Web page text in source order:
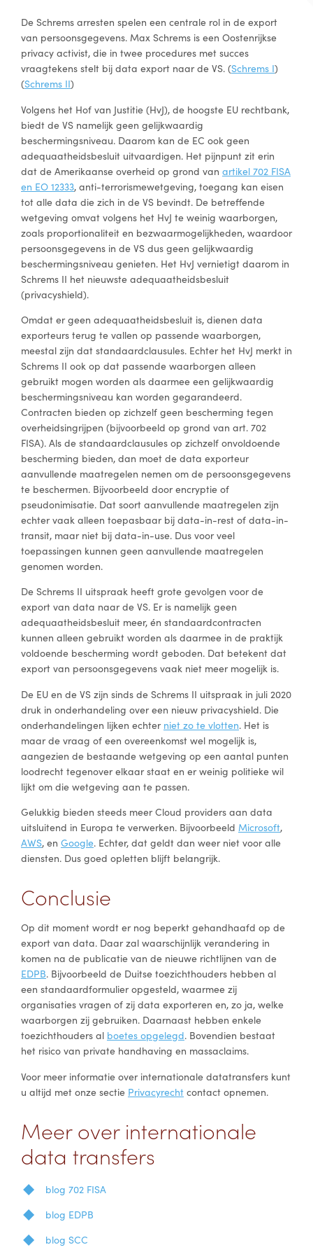
De Schrems arresten spelen een centrale rol in de export
van persoonsgegevens. Max Schrems is een Oostenrijkse
privacy activist, die in twee procedures met succes
vraagtekens stelt bij data export naar de VS. (Schrems I)
(Schrems II)
Volgens het Hof van Justitie (HvJ), de hoogste EU rechtbank,
biedt de VS namelijk geen gelijkwaardig
beschermingsniveau. Daarom kan de EC ook geen
adequaatheidsbesluit uitvaardigen. Het pijnpunt zit erin
dat de Amerikaanse overheid op grond van artikel 702 FISA
en EO 12333, anti-terrorismewetgeving, toegang kan eisen
tot alle data die zich in de VS bevindt. De betreffende
wetgeving omvat volgens het HvJ te weinig waarborgen,
zoals proportionaliteit en bezwaarmogelijkheden, waardoor
persoonsgegevens in de VS dus geen gelijkwaardig
beschermingsniveau genieten. Het HvJ vernietigt daarom in
Schrems II het nieuwste adequaatheidsbesluit
(privacyshield).
Omdat er geen adequaatheidsbesluit is, dienen data
exporteurs terug te vallen op passende waarborgen,
meestal zijn dat standaardclausules. Echter het HvJ merkt in
Schrems II ook op dat passende waarborgen alleen
gebruikt mogen worden als daarmee een gelijkwaardig
beschermingsniveau kan worden gegarandeerd.
Contracten bieden op zichzelf geen bescherming tegen
overheidsingrijpen (bijvoorbeeld op grond van art. 702
FISA). Als de standaardclausules op zichzelf onvoldoende
bescherming bieden, dan moet de data exporteur
aanvullende maatregelen nemen om de persoonsgegevens
te beschermen. Bijvoorbeeld door encryptie of
pseudonimisatie. Dat soort aanvullende maatregelen zijn
echter vaak alleen toepasbaar bij data-in-rest of data-in-
transit, maar niet bij data-in-use. Dus voor veel
toepassingen kunnen geen aanvullende maatregelen
genomen worden.
De Schrems II uitspraak heeft grote gevolgen voor de
export van data naar de VS. Er is namelijk geen
adequaatheidsbesluit meer, én standaardcontracten
kunnen alleen gebruikt worden als daarmee in de praktijk
voldoende bescherming wordt geboden. Dat betekent dat
export van persoonsgegevens vaak niet meer mogelijk is.
De EU en de VS zijn sinds de Schrems II uitspraak in juli 2020
druk in onderhandeling over een nieuw privacyshield. Die
onderhandelingen lijken echter niet zo te vlotten. Het is
maar de vraag of een overeenkomst wel mogelijk is,
aangezien de bestaande wetgeving op een aantal punten
loodrecht tegenover elkaar staat en er weinig politieke wil
lijkt om die wetgeving aan te passen.
Gelukkig bieden steeds meer Cloud providers aan data
uitsluitend in Europa te verwerken. Bijvoorbeeld Microsoft,
AWS, en Google. Echter, dat geldt dan weer niet voor alle
diensten. Dus goed opletten blijft belangrijk.
Conclusie
Op dit moment wordt er nog beperkt gehandhaafd op de
export van data. Daar zal waarschijnlijk verandering in
komen na de publicatie van de nieuwe richtlijnen van de
EDPB. Bijvoorbeeld de Duitse toezichthouders hebben al
een standaardformulier opgesteld, waarmee zij
organisaties vragen of zij data exporteren en, zo ja, welke
waarborgen zij gebruiken. Daarnaast hebben enkele
toezichthouders al boetes opgelegd. Bovendien bestaat
het risico van private handhaving en massaclaims.
Voor meer informatie over internationale datatransfers kunt
u altijd met onze sectie Privacyrecht contact opnemen.
Meer over internationale
data transfers
blog 702 FISA
blog EDPB
blog SCC